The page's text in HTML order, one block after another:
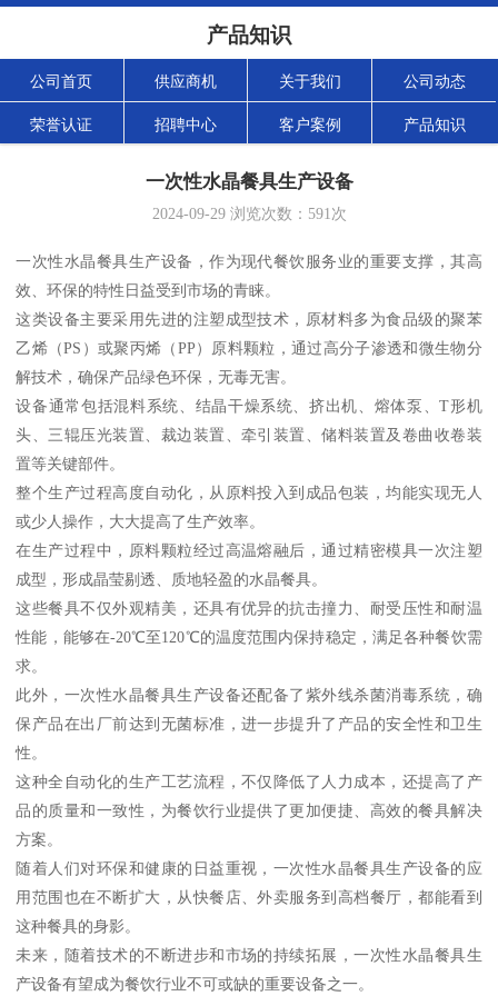
产品知识
公司首页 供应商机 关于我们 公司动态
荣誉认证 招聘中心 客户案例 产品知识
一次性水晶餐具生产设备
2024-09-29浏览次数： 591次
一次性水晶餐具生产设备，作为现代餐饮服务业的重要支撑，其高
效、环保的特性日益受到市场的青睐。
这类设备主要采用先进的注塑成型技术，原材料多为食品级的聚苯
乙烯（PS）或聚丙烯（PP）原料颗粒，通过高分子渗透和微生物分
解技术，确保产品绿色环保，无毒无害。
设备通常包括混料系统、结晶干燥系统、挤出机、熔体泵、T形机
头、三辊压光装置、裁边装置、牵引装置、储料装置及卷曲收卷装
置等关键部件。
整个生产过程高度自动化，从原料投入到成品包装，均能实现无人
或少人操作，大大提高了生产效率。
在生产过程中，原料颗粒经过高温熔融后，通过精密模具一次注塑
成型，形成晶莹剔透、质地轻盈的水晶餐具。
这些餐具不仅外观精美，还具有优异的抗击撞力、耐受压性和耐温
性能，能够在-20℃至120℃的温度范围内保持稳定，满足各种餐饮需
求。
此外，一次性水晶餐具生产设备还配备了紫外线杀菌消毒系统，确
保产品在出厂前达到无菌标准，进一步提升了产品的安全性和卫生
性。
这种全自动化的生产工艺流程，不仅降低了人力成本，还提高了产
品的质量和一致性，为餐饮行业提供了更加便捷、高效的餐具解决
方案。
随着人们对环保和健康的日益重视，一次性水晶餐具生产设备的应
用范围也在不断扩大，从快餐店、外卖服务到高档餐厅，都能看到
这种餐具的身影。
未来，随着技术的不断进步和市场的持续拓展，一次性水晶餐具生
产设备有望成为餐饮行业不可或缺的重要设备之一。